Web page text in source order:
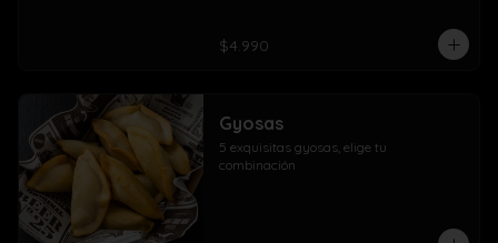
$4.990
Gyosas
5 exquisitas gyosas, elige tu
combinación